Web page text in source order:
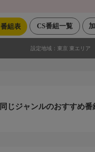
CS番組一覧
番組表
設定地域： 東京 東エリア
同じジャンルのおすすめ番